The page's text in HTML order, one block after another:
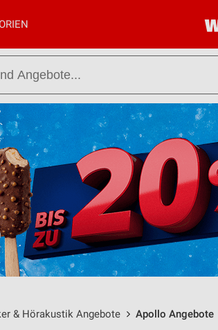
& Hörakustik Angebote Apollo Angebote